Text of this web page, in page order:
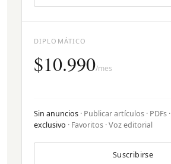
DIPLOMÁTICO
$10.990/mes
Sin anuncios · Publicar artículos · PDFs ·
exclusivo · Favoritos · Voz editorial
Suscribirse